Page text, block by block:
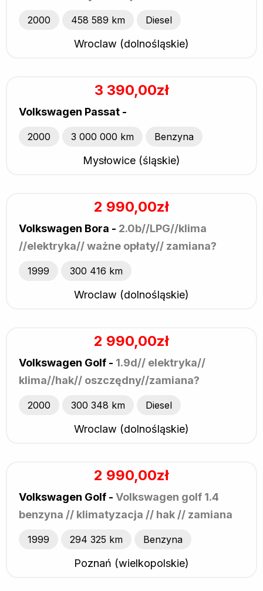
2000 458 589 km Diesel
Wroclaw (dolnośląskie)
3 390,00zł
Volkswagen Passat -
2000 3 000 000 km Benzyna
Mysłowice (śląskie)
2 990,00zł
Volkswagen Bora - 2.0b//LPG//klima
//elektryka// ważne opłaty// zamiana?
1999 300 416 km
Wroclaw (dolnośląskie)
2 990,00zł
Volkswagen Golf - 1.9d// elektryka//
klima//hak// oszczędny//zamiana?
2000 300 348 km Diesel
Wroclaw (dolnośląskie)
2 990,00zł
Volkswagen Golf - Volkswagen golf 1.4
benzyna // klimatyzacja // hak // zamiana
1999 294 325 km Benzyna
Poznań (wielkopolskie)